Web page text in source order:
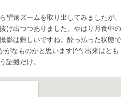
遠ズームを取り出してみましたが、
け出つつありました。やはり月食中の
影は難しいですね。酔っ払った状態で
がなものかと思います(^^; 出来はとも
証拠だけ。